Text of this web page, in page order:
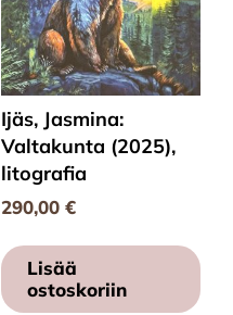
Ijäs, Jasmina:
Valtakunta (2025),
litografia
290,00 €
Lisää
ostoskoriin